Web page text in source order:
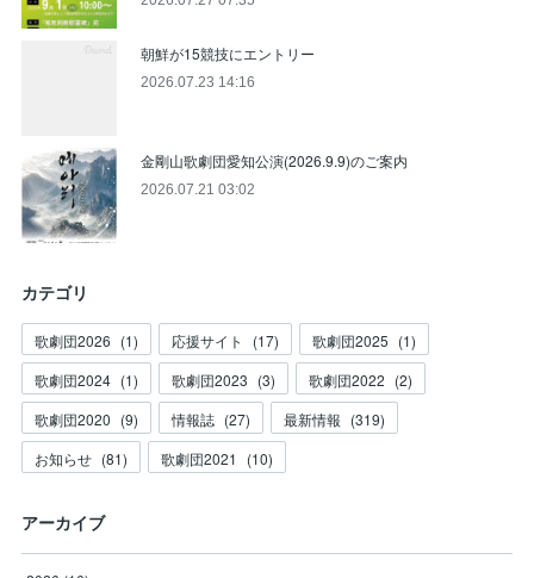
朝鮮が15競技にエントリー
2026.07.23 14:16
金剛山歌劇団愛知公演(2026.9.9)のご案内
2026.07.21 03:02
カテゴリ
歌劇団2026 (1) 応援サイト (17) 歌劇団2025 (1)
歌劇団2024 (1) 歌劇団2023 (3) 歌劇団2022 (2)
歌劇団2020 (9) 情報誌 (27) 最新情報 (319)
お知らせ (81) 歌劇団2021 (10)
アーカイブ